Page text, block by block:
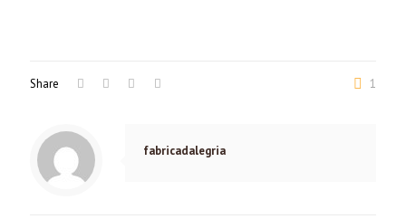
Share 1
fabricadalegria